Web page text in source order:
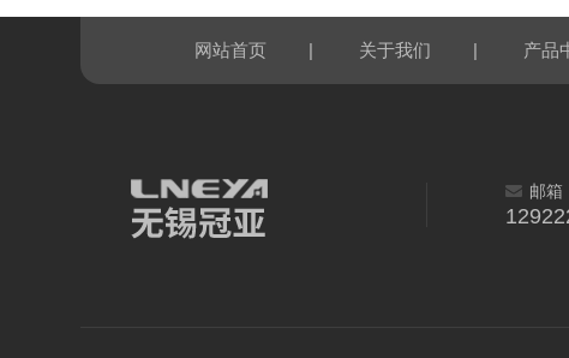
网站首页 | 关于我们 | 产品
邮箱